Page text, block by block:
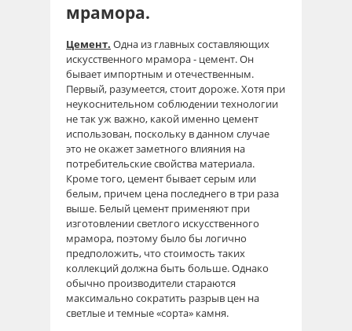
мрамора.
Цемент. Одна из главных составляющих
искусственного мрамора - цемент. Он
бывает импортным и отечественным.
Первый, разумеется, стоит дороже. Хотя при
неукоснительном соблюдении технологии
не так уж важно, какой именно цемент
использован, поскольку в данном случае
это не окажет заметного влияния на
потребительские свойства материала.
Кроме того, цемент бывает серым или
белым, причем цена последнего в три раза
выше. Белый цемент применяют при
изготовлении светлого искусственного
мрамора, поэтому было бы логично
предположить, что стоимость таких
коллекций должна быть больше. Однако
обычно производители стараются
максимально сократить разрыв цен на
светлые и темные «сорта» камня.